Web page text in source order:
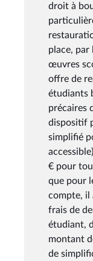
droit à
place, par
œuvres
offre de
étudiants
précaires
dispositif
simplifié
€ pour
que pour
compte, il
frais de
étudiant,
montant
de